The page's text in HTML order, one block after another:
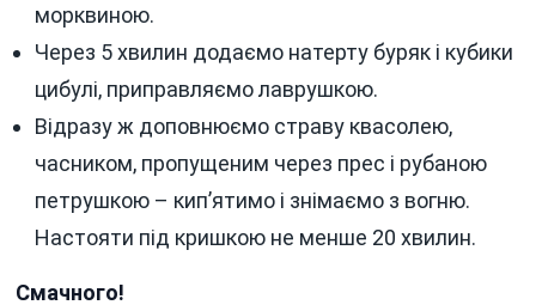
морквиною.
Через 5 хвилин додаємо натерту буряк і кубики
цибулі, приправляємо лаврушкою.
Відразу ж доповнюємо страву квасолею,
часником, пропущеним через прес і рубаною
петрушкою – кип’ятимо і знімаємо з вогню.
Настояти під кришкою не менше 20 хвилин.
Смачного!